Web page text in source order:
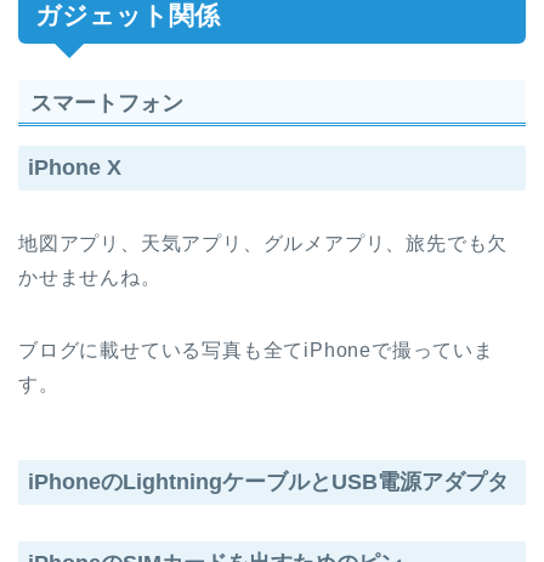
ガジェット関係
スマートフォン
iPhone X
地図アプリ、天気アプリ、グルメアプリ、旅先でも欠
かせませんね。
ブログに載せている写真も全てiPhoneで撮っていま
す。
iPhoneのLightningケーブルとUSB電源アダプタ